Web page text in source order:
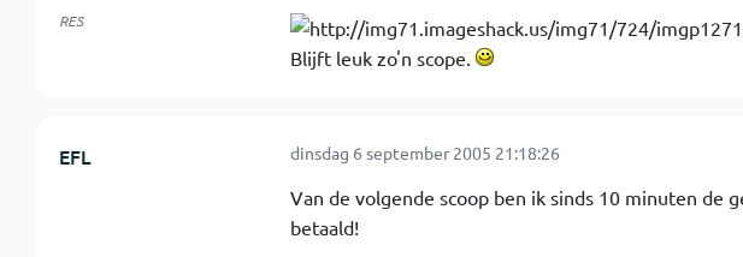
RES
Blijft leuk zo'n scope.
EFL dinsdag 6 september 2005 21:18:26
Van de volgende scoop ben ik sinds 10 minuten de
betaald!